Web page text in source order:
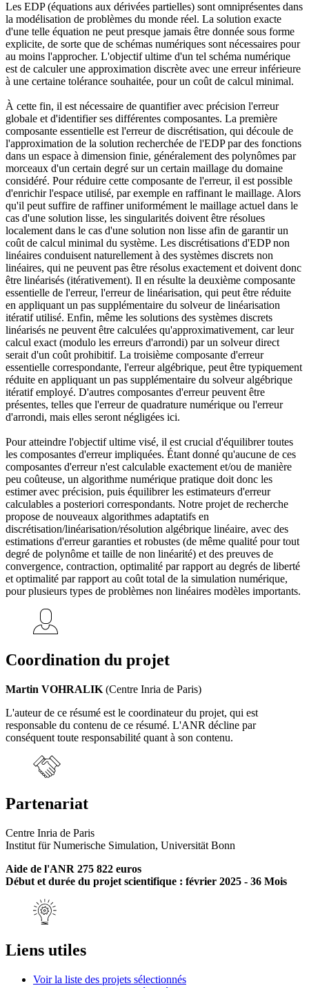
Les EDP (équations aux dérivées partielles) sont omniprésentes dans
la modélisation de problèmes du monde réel. La solution exacte
d'une telle équation ne peut presque jamais être donnée sous forme
explicite, de sorte que de schémas numériques sont nécessaires pour
au moins l'approcher. L'objectif ultime d'un tel schéma numérique
est de calculer une approximation discrète avec une erreur inférieure
à une certaine tolérance souhaitée, pour un coût de calcul minimal.
À cette fin, il est nécessaire de quantifier avec précision l'erreur
globale et d'identifier ses différentes composantes. La première
composante essentielle est l'erreur de discrétisation, qui découle de
l'approximation de la solution recherchée de l'EDP par des fonctions
dans un espace à dimension finie, généralement des polynômes par
morceaux d'un certain degré sur un certain maillage du domaine
considéré. Pour réduire cette composante de l'erreur, il est possible
d'enrichir l'espace utilisé, par exemple en raffinant le maillage. Alors
qu'il peut suffire de raffiner uniformément le maillage actuel dans le
cas d'une solution lisse, les singularités doivent être résolues
localement dans le cas d'une solution non lisse afin de garantir un
coût de calcul minimal du système. Les discrétisations d'EDP non
linéaires conduisent naturellement à des systèmes discrets non
linéaires, qui ne peuvent pas être résolus exactement et doivent donc
être linéarisés (itérativement). Il en résulte la deuxième composante
essentielle de l'erreur, l'erreur de linéarisation, qui peut être réduite
en appliquant un pas supplémentaire du solveur de linéarisation
itératif utilisé. Enfin, même les solutions des systèmes discrets
linéarisés ne peuvent être calculées qu'approximativement, car leur
calcul exact (modulo les erreurs d'arrondi) par un solveur direct
serait d'un coût prohibitif. La troisième composante d'erreur
essentielle correspondante, l'erreur algébrique, peut être typiquement
réduite en appliquant un pas supplémentaire du solveur algébrique
itératif employé. D'autres composantes d'erreur peuvent être
présentes, telles que l'erreur de quadrature numérique ou l'erreur
d'arrondi, mais elles seront négligées ici.
Pour atteindre l'objectif ultime visé, il est crucial d'équilibrer toutes
les composantes d'erreur impliquées. Étant donné qu'aucune de ces
composantes d'erreur n'est calculable exactement et/ou de manière
peu coûteuse, un algorithme numérique pratique doit donc les
estimer avec précision, puis équilibrer les estimateurs d'erreur
calculables a posteriori correspondants. Notre projet de recherche
propose de nouveaux algorithmes adaptatifs en
discrétisation/linéarisation/résolution algébrique linéaire, avec des
estimations d'erreur garanties et robustes (de même qualité pour tout
degré de polynôme et taille de non linéarité) et des preuves de
convergence, contraction, optimalité par rapport au degrés de liberté
et optimalité par rapport au coût total de la simulation numérique,
pour plusieurs types de problèmes non linéaires modèles importants.
Coordination du projet
Martin VOHRALIK (Centre Inria de Paris)
L'auteur de ce résumé est le coordinateur du projet, qui est
responsable du contenu de ce résumé. L'ANR décline par
conséquent toute responsabilité quant à son contenu.
Partenariat
Centre Inria de Paris
Institut für Numerische Simulation, Universität Bonn
Aide de l'ANR 275 822 euros
Début et durée du projet scientifique : février 2025 - 36 Mois
Liens utiles
Voir la liste des projets sélectionnés